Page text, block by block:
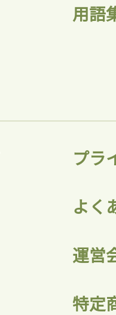
用語
プラ
よく
運営
特定